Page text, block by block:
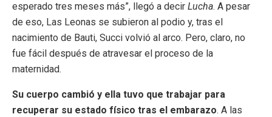
esperado tres meses más”, llegó a decir Lucha. A pesar
de eso, Las Leonas se subieron al podio y, tras el
nacimiento de Bauti, Succi volvió al arco. Pero, claro, no
fue fácil después de atravesar el proceso de la
maternidad.
Su cuerpo cambió y ella tuvo que trabajar para
recuperar su estado físico tras el embarazo. A las